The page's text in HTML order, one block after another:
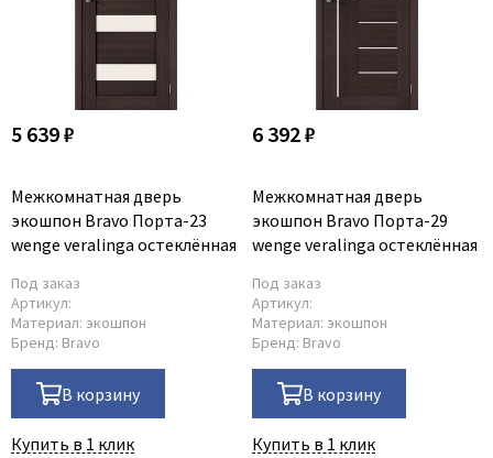
5 639 ₽
Межкомнатная дверь
экошпон Bravo Порта-23
wenge veralinga остеклённая
Под заказ
Артикул:
Материал: экошпон
Бренд: Bravo
В корзину
Купить в 1 клик
6 392 ₽
Межкомнатная дверь
экошпон Bravo Порта-29
wenge veralinga остеклённая
Под заказ
Артикул:
Материал: экошпон
Бренд: Bravo
В корзину
Купить в 1 клик